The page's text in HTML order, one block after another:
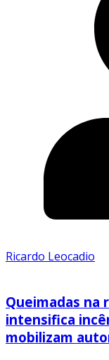
Ricardo Leocadio
Queimadas na
intensifica
mobilizam